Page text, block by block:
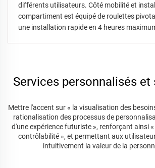
différents utilisateurs. Côté mobilité et
compartiment est équipé de roulettes
une installation rapide en 4 heures
Services personnalisés et
Mettre l'accent sur « la visualisation des
rationalisation des processus de
d'une expérience futuriste », renforçant ainsi «
contrôlabilité », et permettant aux
intuitivement la valeur de la